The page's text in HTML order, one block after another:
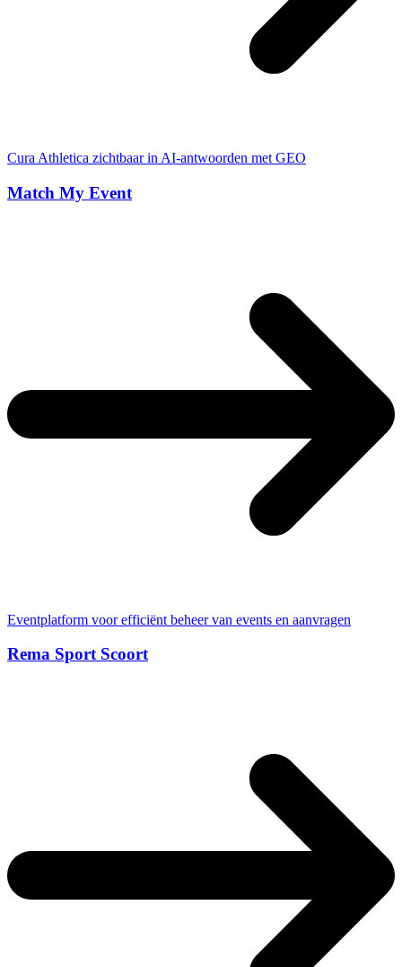
Cura Athletica zichtbaar in AI-antwoorden met GEO
Match My Event
Eventplatform voor efficiënt beheer van events en aanvragen
Rema Sport Scoort